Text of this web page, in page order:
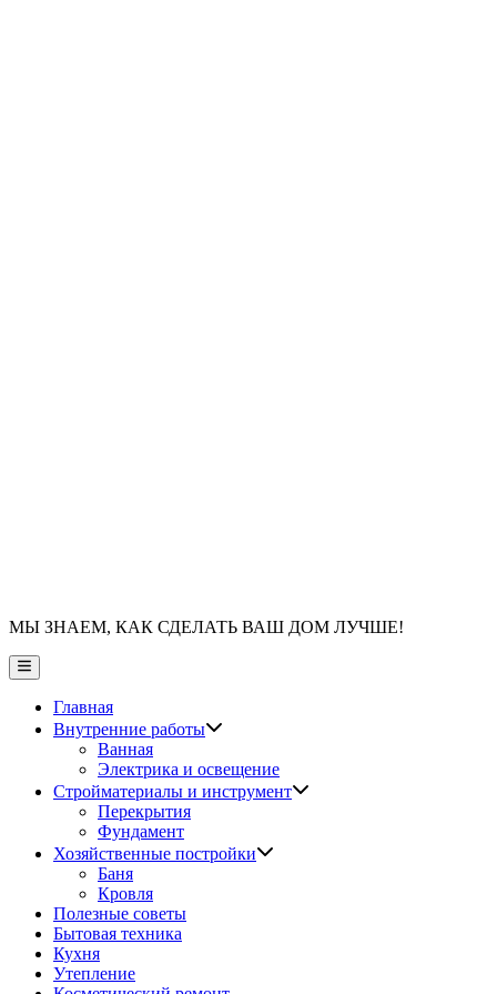
МЫ ЗНАЕМ, КАК СДЕЛАТЬ ВАШ ДОМ ЛУЧШЕ!
Главное
меню
Главная
Внутренние работы
Ванная
Электрика и освещение
Стройматериалы и инструмент
Перекрытия
Фундамент
Хозяйственные постройки
Баня
Кровля
Полезные советы
Бытовая техника
Кухня
Утепление